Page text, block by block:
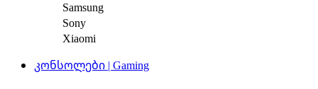
Samsung
Sony
Xiaomi
კონსოლები | Gaming